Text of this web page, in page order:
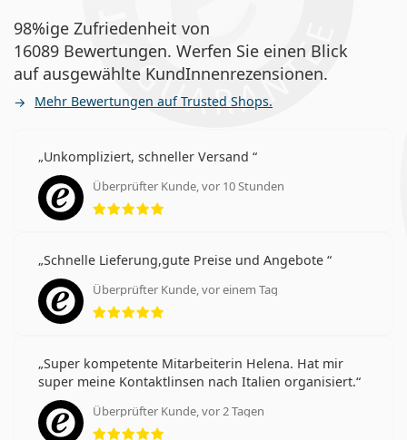
98%ige Zufriedenheit von
16089 Bewertungen. Werfen Sie einen Blick
auf ausgewählte KundInnenrezensionen.
Mehr Bewertungen auf Trusted Shops.
Unkompliziert, schneller Versand
Überprüfter Kunde, vor 10 Stunden
Bewertung 5 aus 5
Schnelle Lieferung,gute Preise und Angebote
Überprüfter Kunde, vor einem Tag
Bewertung 5 aus 5
Super kompetente Mitarbeiterin Helena. Hat mir
super meine Kontaktlinsen nach Italien organisiert.
Überprüfter Kunde, vor 2 Tagen
Bewertung 5 aus 5